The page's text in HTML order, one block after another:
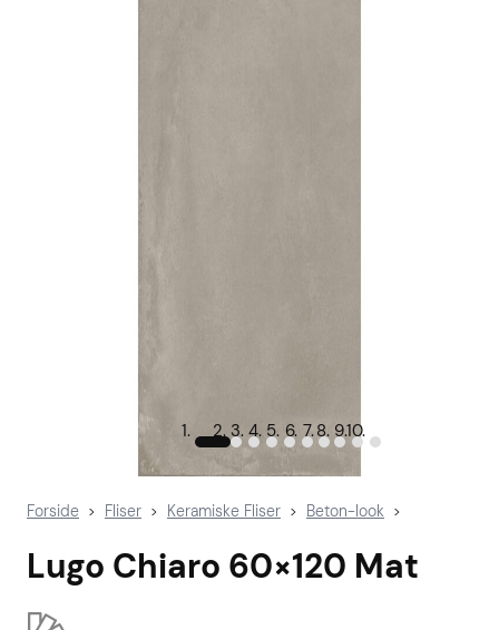
Forside > Fliser > Keramiske Fliser > Beton-look >
Lugo Chiaro 60×120 Mat